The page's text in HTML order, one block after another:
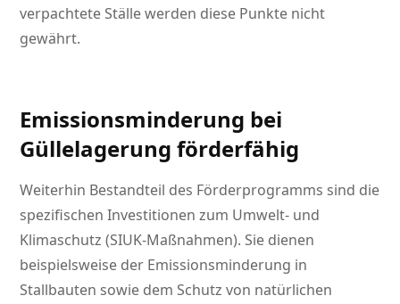
verpachtete Ställe werden diese Punkte nicht
gewährt.
Emissionsminderung bei
Güllelagerung förderfähig
Weiterhin Bestandteil des Förderprogramms sind die
spezifischen Investitionen zum Umwelt- und
Klimaschutz (SIUK-Maßnahmen). Sie dienen
beispielsweise der Emissionsminderung in
Stallbauten sowie dem Schutz von natürlichen